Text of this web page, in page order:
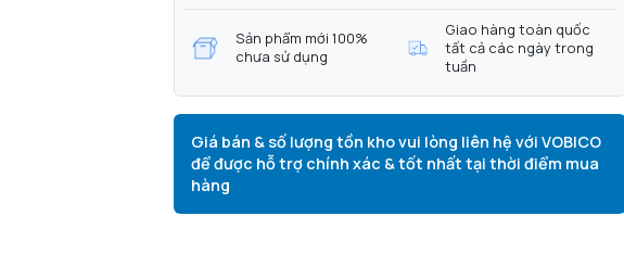
Sản phẩm mới 100%
chưa sử dụng
Giao hàng toàn quốc
tất cả các ngày trong
tuần
Giá bán & số lượng tồn kho vui lòng liên hệ với VOBICO
để được hỗ trợ chính xác & tốt nhất tại thời điểm mua
hàng